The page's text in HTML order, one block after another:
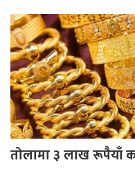
तोलामा ३ लाख रूपैयाँ